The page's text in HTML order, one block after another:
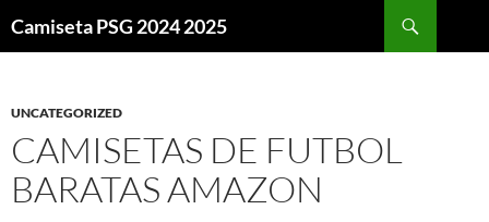
Camiseta PSG 2024 2025
UNCATEGORIZED
CAMISETAS DE FUTBOL
BARATAS AMAZON